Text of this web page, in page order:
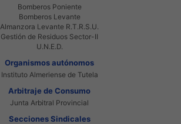
Bomberos Poniente
Bomberos Levante
Almanzora Levante R.T.R.S.U.
Gestión de Residuos Sector-II
U.N.E.D.
Organismos autónomos
Instituto Almeriense de Tutela
Arbitraje de Consumo
Junta Arbitral Provincial
Secciones Sindicales